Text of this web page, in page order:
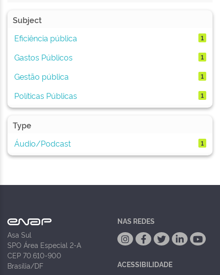
Subject
Eficiência pública
1
Gastos Públicos 1
Gestão pública 1
Políticas Públicas 1
Type
Áudio/Podcast
1
Asa Sul
SPO Área Especial 2-A
CEP 70.610-900
Brasília/DF
NAS REDES
ACESSIBILIDADE